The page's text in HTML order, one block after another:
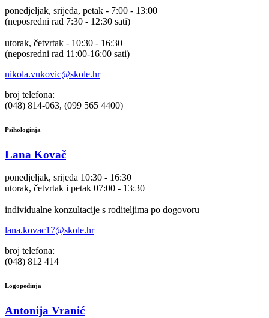
ponedjeljak, srijeda, petak - 7:00 - 13:00
(neposredni rad 7:30 - 12:30 sati)
utorak, četvrtak - 10:30 - 16:30
(neposredni rad 11:00-16:00 sati)
nikola.vukovic@skole.hr
broj telefona:
(048) 814-063, (099 565 4400)
Psihologinja
Lana Kovač
ponedjeljak, srijeda 10:30 - 16:30
utorak, četvrtak i petak 07:00 - 13:30
individualne konzultacije s roditeljima po dogovoru
lana.kovac17@skole.hr
broj telefona:
(048) 812 414
Logopedinja
Antonija Vranić